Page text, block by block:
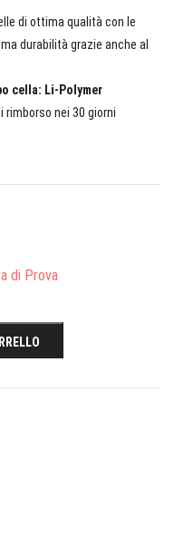
di ottima qualità con le
durabilità grazie anche al
cella: Li-Polymer
rimborso nei 30 giorni
di Prova